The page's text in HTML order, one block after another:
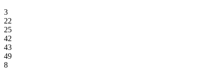
3
22
25
42
43
49
8